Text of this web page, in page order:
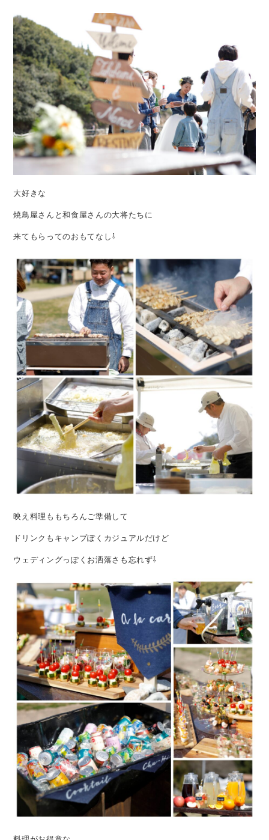
大好きな
焼鳥屋さんと和食屋さんの大将たちに
来てもらってのおもてなし⇩
映え料理ももちろんご準備して
ドリンクもキャンプぽくカジュアルだけど
ウェディングっぽくお洒落さも忘れず⇩